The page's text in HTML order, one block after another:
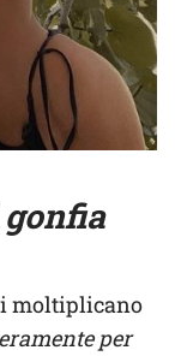
moltiplicano
per